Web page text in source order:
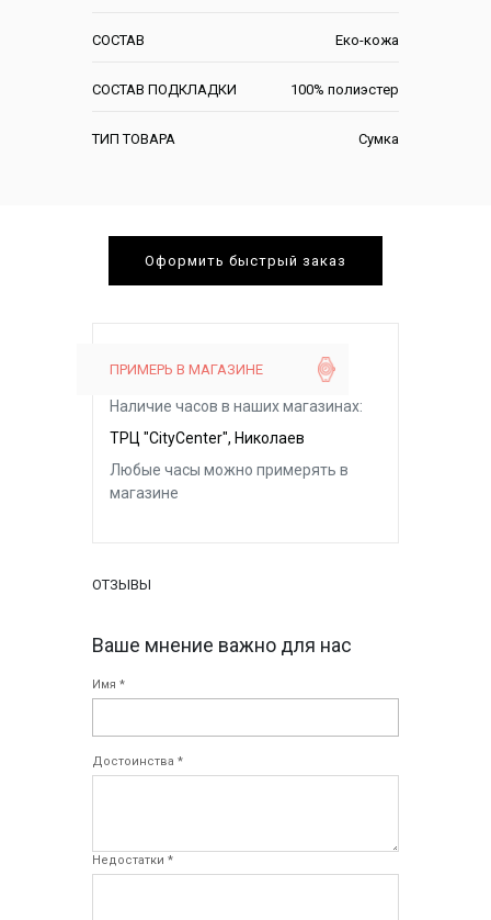
СОСТАВ Еко-кожа
СОСТАВ ПОДКЛАДКИ 100% полиэстер
ТИП ТОВАРА Сумка
Оформить быстрый заказ
ПРИМЕРЬ В МАГАЗИНЕ
Наличие часов в наших магазинах:
ТРЦ "CityCenter", Николаев
Любые часы можно примерять в
магазине
ОТЗЫВЫ
Ваше мнение важно для нас
Имя *
Достоинства *
Недостатки *